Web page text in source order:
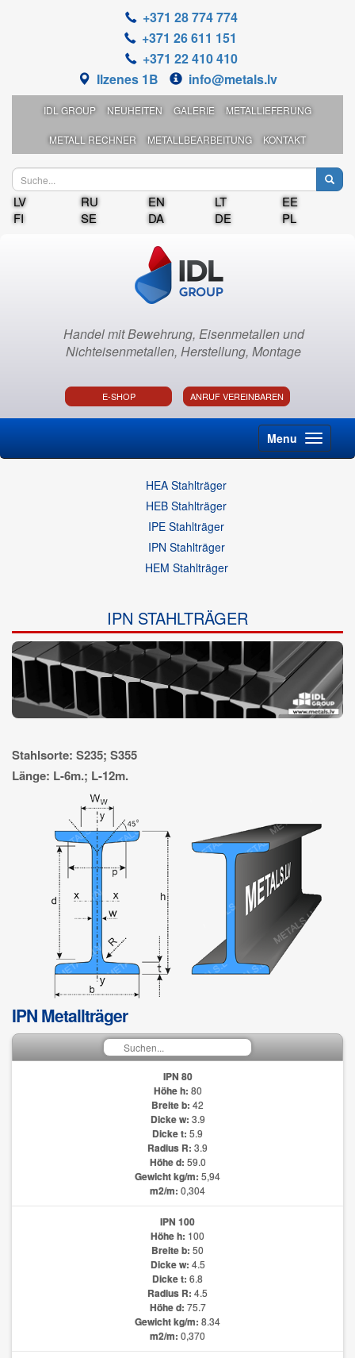
+371 28 774 774
+371 26 611 151
+371 22 410 410
Ilzenes 1B
info@metals.lv
IDL GROUP NEUHEITEN GALERIE METALLIEFERUNG
METALL RECHNER METALLBEARBEITUNG KONTAKT
LV RU EN LT
EE
FI
SE DA DE PL
Handel mit Bewehrung, Eisenmetallen und
Nichteisenmetallen, Herstellung, Montage
E-SHOP ANRUF VEREINBAREN
Menu
HEA Stahlträger
HEB Stahlträger
IPE Stahlträger
IPN Stahlträger
HEM Stahlträger
IPN STAHLTRÄGER
Stahlsorte: S235; S355
Länge: L-6m.; L-12m.
IPN Metallträger
IPN 80
Höhe h: 80
Breite b: 42
Dicke w: 3.9
Dicke t: 5.9
Radius R: 3.9
Höhe d: 59.0
Gewicht kg/m: 5,94
m2/m: 0,304
IPN 100
Höhe h: 100
Breite b: 50
Dicke w: 4.5
Dicke t: 6.8
Radius R: 4.5
Höhe d: 75.7
Gewicht kg/m: 8.34
m2/m: 0,370